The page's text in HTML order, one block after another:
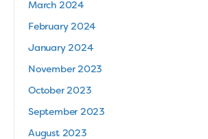
March 2024
February 2024
January 2024
November 2023
October 2023
September 2023
August 2023